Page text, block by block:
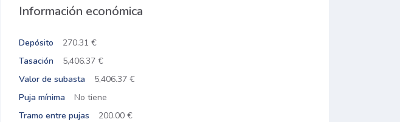
Información económica
Depósito
270.31 €
Tasación
5,406.37 €
Valor de subasta
5,406.37 €
Puja mínima
No tiene
Tramo entre pujas
200.00 €